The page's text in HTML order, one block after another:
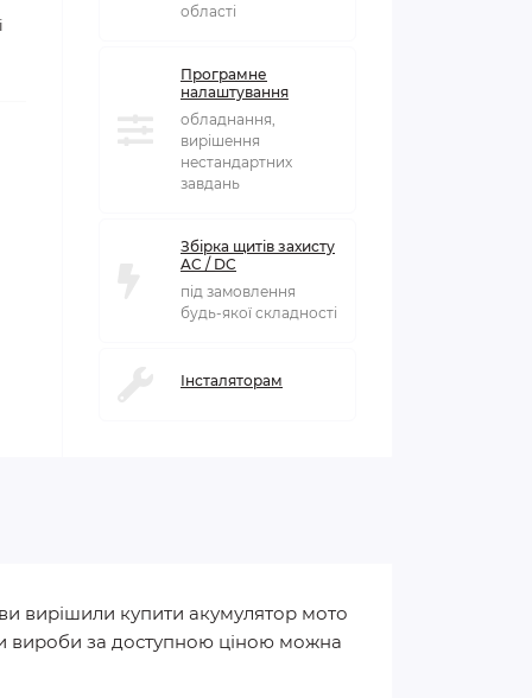
області
Програмне
налаштування
обладнання,
вирішення
нестандартних
завдань
Збірка щитів захисту
AC / DC
під замовлення
будь-якої складності
Інсталяторам
вирішили купити акумулятор мото
вироби за доступною ціною можна